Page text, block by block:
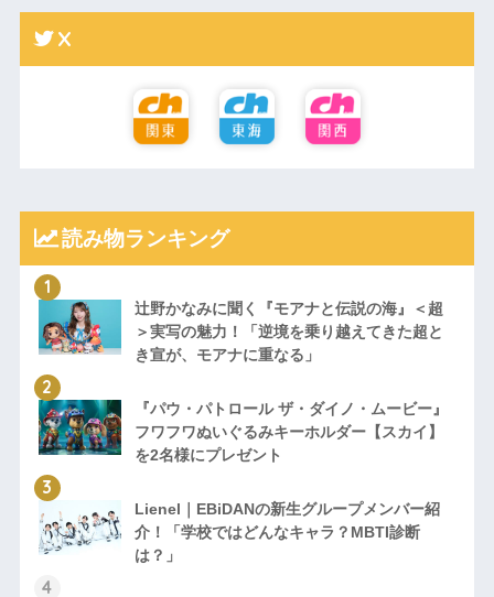
X
読み物ランキング
辻野かなみに聞く『モアナと伝説の海』＜超
＞実写の魅力！「逆境を乗り越えてきた超と
き宣が、モアナに重なる」
『パウ・パトロール ザ・ダイノ・ムービー』
フワフワぬいぐるみキーホルダー【スカイ】
を2名様にプレゼント
Lienel｜EBiDANの新生グループメンバー紹
介！「学校ではどんなキャラ？MBTI診断
は？」